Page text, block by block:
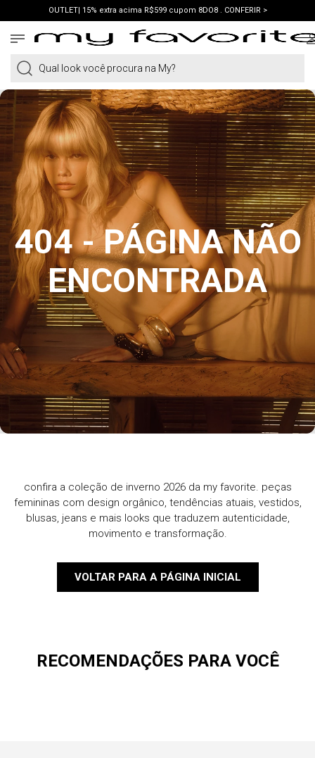
OUTLET| 15% extra acima R$599 cupom 8DO8 . CONFERIR >
PRIMEIRA COMPRA | ganhe 10% cupom WELCOME. VER LOOKS >
Qual look você procura na My?
404 - PÁGINA NÃO
ENCONTRADA
confira a coleção de inverno 2026 da my favorite. peças
femininas com design orgânico, tendências atuais, vestidos,
blusas, jeans e mais looks que traduzem autenticidade,
movimento e transformação.
VOLTAR PARA A PÁGINA INICIAL
RECOMENDAÇÕES PARA VOCÊ